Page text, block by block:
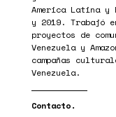
America Latina y
y 2019. Trabajó
proyectos de
Venezuela y
campañas
Venezuela.